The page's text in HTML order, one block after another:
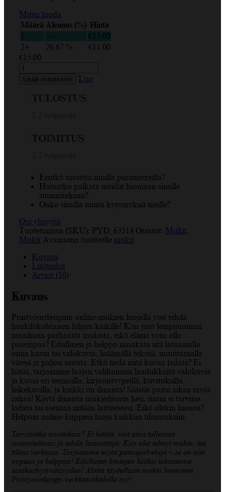
Miten luoda
Määrä Alennus (%)
Hinta
1
— € 15.00
2+
26.67 % €11.00
€15.00
Nalle,
ilmapallot,
valokuva,
Lisää ostoskoriin Luo
Etsitkö tuotetta muilla parametreilla?
Haluatko palkata meidät luomaan sinulle
suunnitelman?
Onko sinulla muita kysymyksiä meille?
Ota yhteyttä
Tuotetunnus (SKU): PYD_63514 Osastot: Mukit,
Mukit Avainsana tuotteelle mukit
Kuvaus
Lisätiedot
Arviot (10)
Kuvaus
Printyourdesignin online-mukien luojalla voit tehdä
henkilökohtaisen lahjan kaikille! Kun juot lempijuomasi
maailman parhaasta mukista, eikö elämä voisi olla
parempaa? Edullinen ja helppo muokata sitä lataamalla
omia kuvia tai valokuvia, lisäämällä tekstiä, muuttamalla
värejä ja paljon muuta. Etkö tiedä mitä kuvaa ladata? Ei
hätää, tarjoamme laajan valikoiman laadukkaita valokuvia
ja kuvia eri teemoilla, kirjasintyypeillä, kuvituksilla,
leikekuvilla, ja kaikki on ilmaista! Säästät paitsi aikaa myös
rahaa! Käytä ilmaista mukieditoria heti, sinun ei tarvitse
ladata tai asentaa mitään laitteeseesi. Eikö olekin hienoa?
Helpoin online-kuppien luoja kaikkiin tilaisuuksiin.
Tarvitsetko muutoksia? Ei hätää, voit aina tallentaa
suunnitelmasi ja tehdä lisäsäätöjä. Kun olet tehnyt mukin, tee
tilaus verkossa. Tarjoamme myös painopalveluja – se on niin
nopeaa ja helppoa! Edullisten hintojen lisäksi takaamme
asiakastyytyväisyyden! Aloita täydellisen mukin luominen
Printyourdesign-verkkotyökalulla nyt!